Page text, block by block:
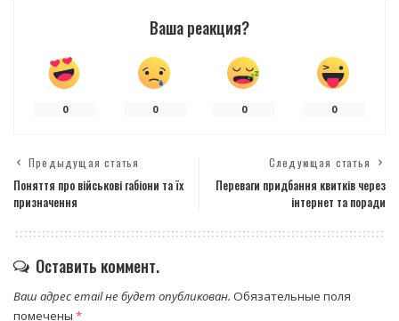
Ваша реакция?
0 0 0 0
Предыдущая статья
Поняття про військові габіони та їх
призначення
Следующая статья
Переваги придбання квитків через
інтернет та поради
Оставить коммент.
Ваш адрес email не будет опубликован. Обязательные поля
помечены *